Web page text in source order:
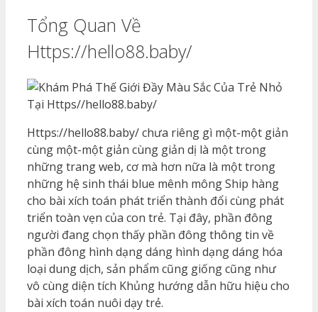
Tổng Quan Về
Https://hello88.baby/
Https://hello88.baby/ chưa riêng gì một-một giản
cùng một-một giản cùng giản dị là một trong
những trang web, cơ mà hơn nữa là một trong
những hệ sinh thái blue mênh mông Ship hàng
cho bài xích toán phát triển thành đổi cùng phát
triển toàn vẹn của con trẻ. Tại đây, phần đông
người đang chọn thấy phần đông thông tin về
phần đông hình dạng dáng hình dạng dáng hóa
loại dung dịch, sản phẩm cũng giống cũng như
vô cùng diện tích Khủng hướng dẫn hữu hiệu cho
bài xích toán nuôi dạy trẻ.